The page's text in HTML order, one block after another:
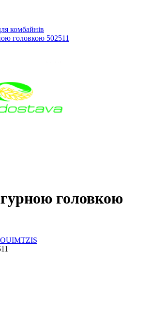
комбайнів
головкою 502511
головкою